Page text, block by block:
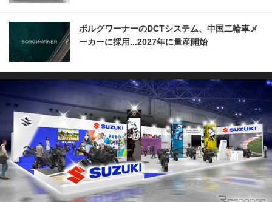
ボルグワーナーのDCTシステム、中国二輪車メ
ーカーに採用...2027年に量産開始